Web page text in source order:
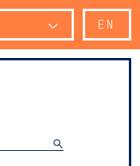
EN